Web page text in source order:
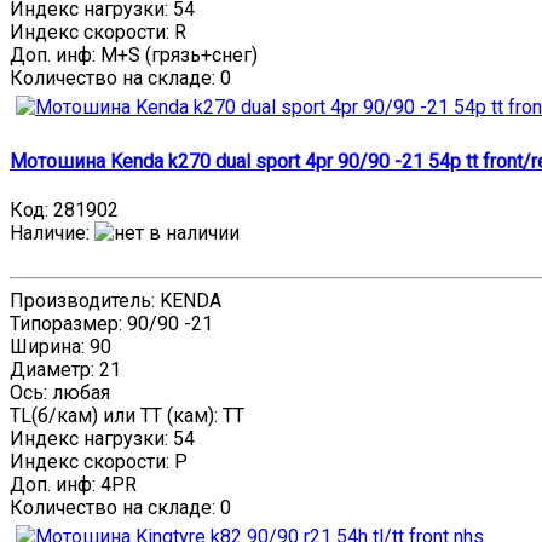
Индекс нагрузки: 54
Индекс скорости: R
Доп. инф: M+S (грязь+снег)
Количество на складе: 0
Мотошина Kenda k270 dual sport 4pr 90/90 -21 54p tt front/
Код: 281902
Наличие:
Производитель: KENDA
Типоразмер: 90/90 -21
Ширина: 90
Диаметр: 21
Ось: любая
TL(б/кам) или TT (кам): TT
Индекс нагрузки: 54
Индекс скорости: P
Доп. инф: 4PR
Количество на складе: 0